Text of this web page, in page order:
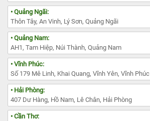
• Quảng Ngãi:
Thôn Tây, An Vinh, Lý Sơn, Quảng Ngãi
• Quảng Nam:
AH1, Tam Hiệp, Núi Thành, Quảng Nam
• Vĩnh Phúc:
Số 179 Mê Linh, Khai Quang, Vĩnh Yên, Vĩnh Phúc
• Hải Phòng:
407 Dư Hàng, Hồ Nam, Lê Chân, Hải Phòng
• Cần Thơ: